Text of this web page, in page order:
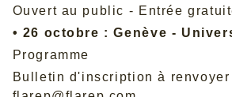
Ouvert au public - Entrée
• 26 octobre : Genève -
Programme
Bulletin d'inscription à renvoyer